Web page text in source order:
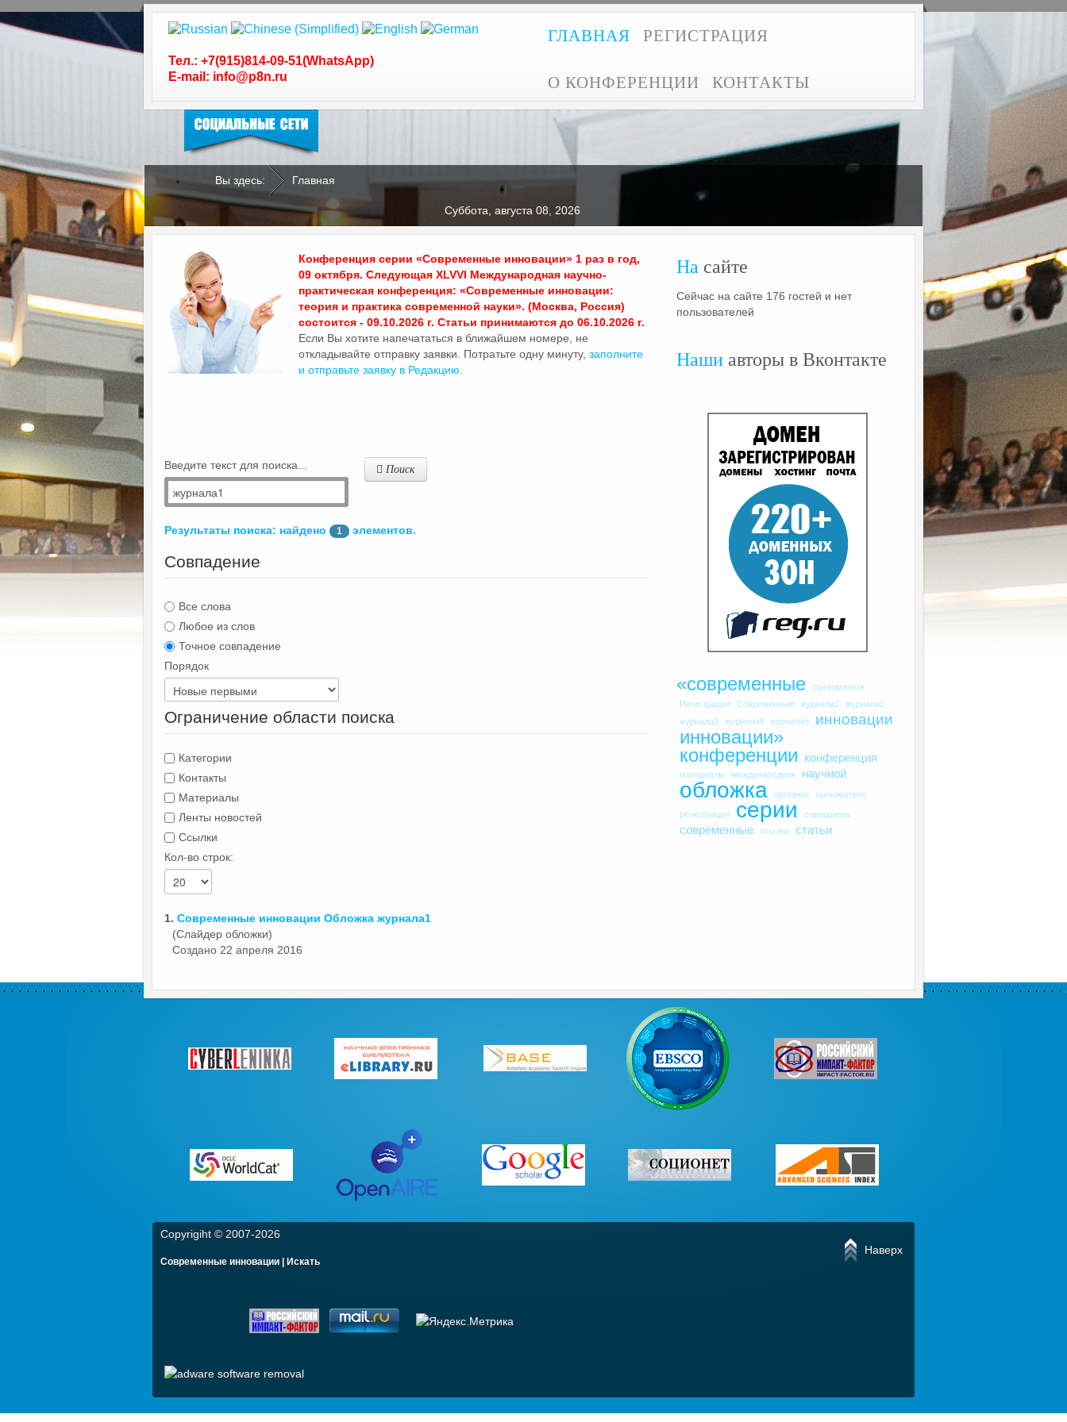
Тел.: +7(915)814-09-51(WhatsApp)
E-mail: info@p8n.ru
ГЛАВНАЯ РЕГИСТРАЦИЯ
О КОНФЕРЕНЦИИ КОНТАКТЫ
Следуйте за нами в
.
Вы здесь: Главная
Суббота, августа 08, 2026
Конференция серии «Современные инновации» 1 раз в год,
09 октября. Следующая XLVVI Международная научно-
практическая конференция: «Современные инновации:
теория и практика современной науки». (Москва, Россия)
состоится - 09.10.2026 г. Статьи принимаются до 06.10.2026 г.
Если Вы хотите напечататься в ближайшем номере, не
откладывайте отправку заявки. Потратьте одну минуту, заполните
и отправьте заявку в Редакцию.
Введите текст для поиска... Поиск
Результаты поиска: найдено 1 элементов.
Совпадение
Все слова
Любое из слов
Точное совпадение
Порядок
Ограничение области поиска
Категории
Контакты
Материалы
Ленты новостей
Ссылки
Кол-во строк:
1. Современные инновации Обложка журнала1
(Слайдер обложки)
Создано 22 апреля 2016
На сайте
Сейчас на сайте 176 гостей и нет
пользователей
Наши авторы в Вконтакте
«современные
Оргкомитете
Регистрация
Современные журнала1
журнала2
журнала3
журнала4 журнала5 инновации
инновации»
конференции
конференция
материалы международная научной
обложка оргвзнос оргкомитете
регистрация серии совершена
современные ссылки статьи
Copyrigiht © 2007-2026
Современные инновации | Искать
Наверх